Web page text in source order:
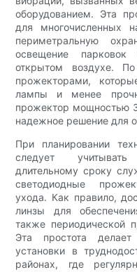
оборудованием. Эта
для многочисленных
периметральную
освещение
открытом воздухе.
прожекторами,
лампы и менее
прожектор мощностью
надежное решение для
При планировании
следует учитывать
длительному сроку
светодиодные
ухода. Как правило,
линзы для
также периодической
Эта простота
установки в
районах, где